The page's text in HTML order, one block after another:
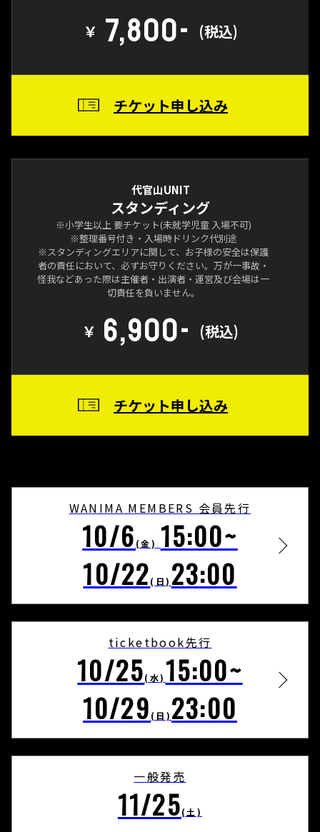
￥ 7,800- (税込)
チケット申し込み
代官山UNIT
スタンディング
※小学生以上 要チケット(未就学児童 入場不可)
※整理番号付き・入場時ドリンク代別途
※スタンディングエリアに関して、お子様の安全は保護
者の責任において、必ずお守りください。万が一事故・
怪我などあった際は主催者・出演者・運営及び会場は一
切責任を負いません。
￥ 6,900- (税込)
チケット申し込み
WANIMA MEMBERS 会員先行
10/6 (金) 15:00~
10/22(日) 23:00
ticketbook先行
10/25(水) 15:00~
10/29 (日) 23:00
一般発売
11/25(土)